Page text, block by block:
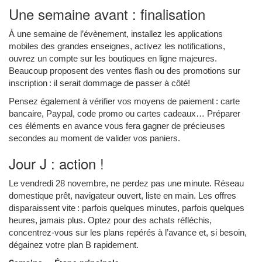
Une semaine avant : finalisation
À une semaine de l’évènement, installez les applications
mobiles des grandes enseignes, activez les notifications,
ouvrez un compte sur les boutiques en ligne majeures.
Beaucoup proposent des ventes flash ou des promotions sur
inscription : il serait dommage de passer à côté!
Pensez également à vérifier vos moyens de paiement : carte
bancaire, Paypal, code promo ou cartes cadeaux… Préparer
ces éléments en avance vous fera gagner de précieuses
secondes au moment de valider vos paniers.
Jour J : action !
Le vendredi 28 novembre, ne perdez pas une minute. Réseau
domestique prêt, navigateur ouvert, liste en main. Les offres
disparaissent vite : parfois quelques minutes, parfois quelques
heures, jamais plus. Optez pour des achats réfléchis,
concentrez-vous sur les plans repérés à l’avance et, si besoin,
dégainez votre plan B rapidement.